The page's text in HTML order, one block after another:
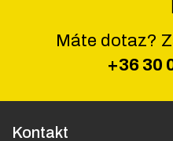
Máte dotaz?
+36 30
Kontakt